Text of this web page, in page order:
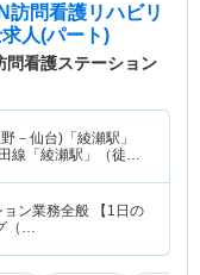
訪問看護リハビリ
人(パート)
問看護ステーション
－仙台)「綾瀬駅」
線「綾瀬駅」（徒歩4
ン業務全般 【1日の
（…